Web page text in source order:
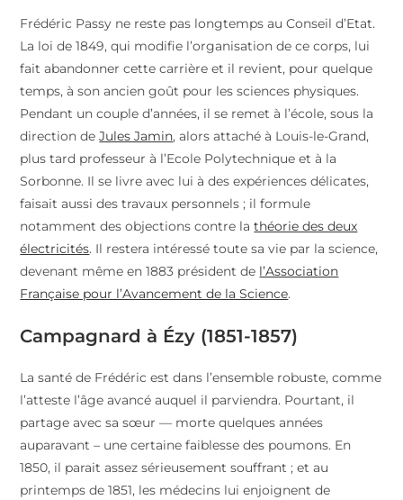
Frédéric Passy ne reste pas longtemps au Conseil d’Etat.
La loi de 1849, qui modifie l’organisation de ce corps, lui
fait abandonner cette carrière et il revient, pour quelque
temps, à son ancien goût pour les sciences physiques.
Pendant un couple d’années, il se remet à l’école, sous la
direction deJules Jamin, alors attaché à Louis-le-Grand,
plus tard professeur à l’Ecole Polytechnique et à la
Sorbonne. Il se livre avec lui à des expériences délicates,
faisait aussi des travaux personnels ; il formule
notamment des objections contre lathéorie des deux
électricités. Il restera intéressé toute sa vie par la science,
devenant même en 1883 président de l’Association
Française pour l’Avancement de la Science.
Campagnard à Ézy (1851-1857)
La santé de Frédéric est dans l’ensemble robuste, comme
l’atteste l’âge avancé auquel il parviendra. Pourtant, il
partage avec sa sœur — morte quelques années
auparavant – une certaine faiblesse des poumons. En
1850, il parait assez sérieusement souffrant ; et au
printemps de 1851, les médecins lui enjoignent de